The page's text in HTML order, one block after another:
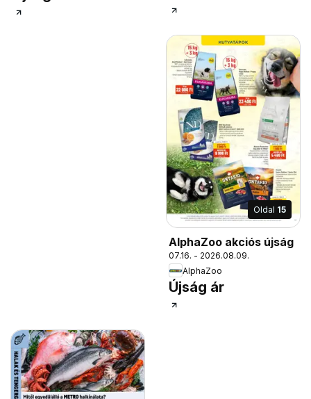
Oldal 15
AlphaZoo akciós újság
07.16. - 2026.08.09.
AlphaZoo
Újság ár